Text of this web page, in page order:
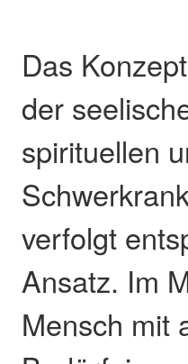
Das
der
spirituellen
verfolgt
Ansatz. Im
Mensch mit